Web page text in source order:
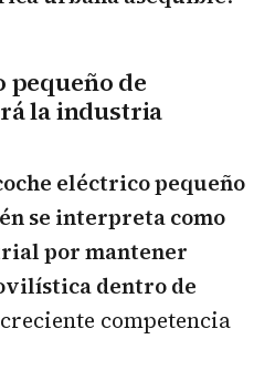
pequeño de
la industria
eléctrico pequeño
se interpreta como
por mantener
dentro de
competencia